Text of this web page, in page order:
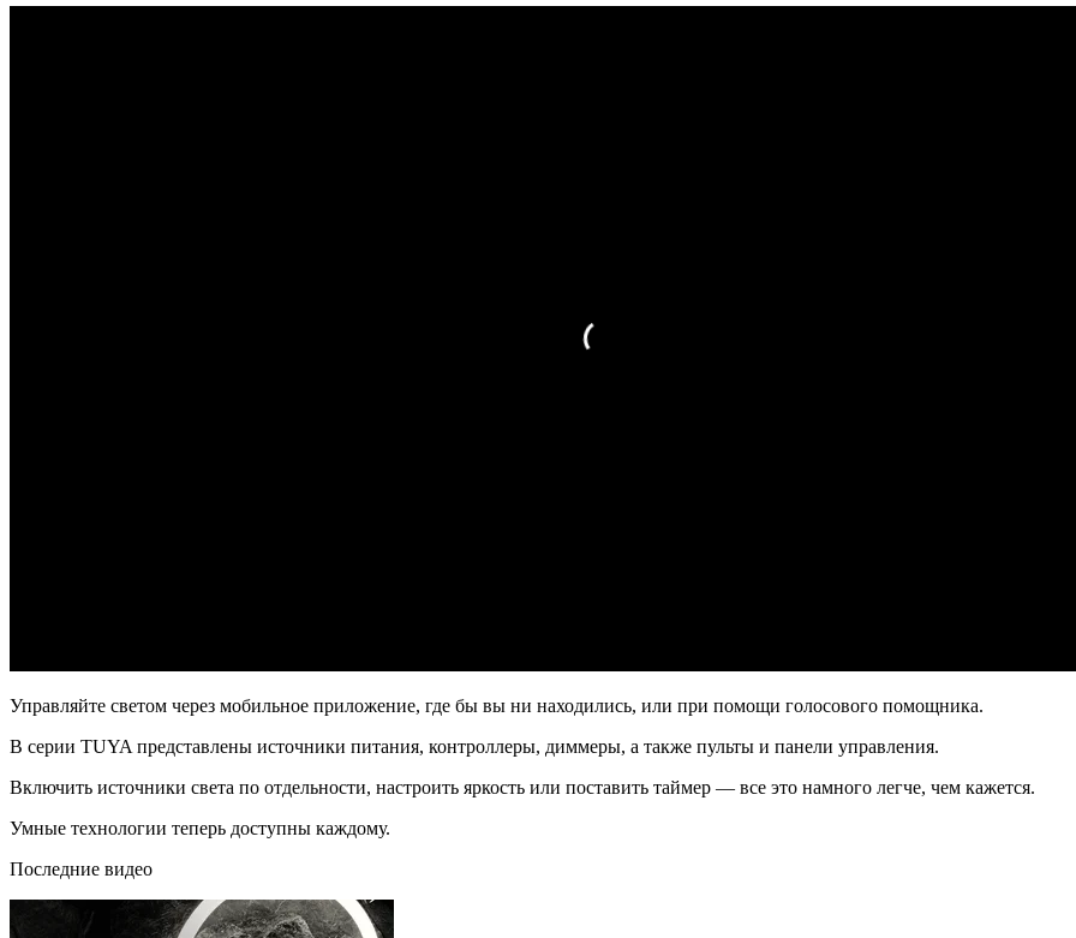
Управляйте светом через мобильное приложение, где бы вы ни находились, или при помощи голосового помощника.
В серии TUYA представлены источники питания, контроллеры, диммеры, а также пульты и панели управления.
Включить источники света по отдельности, настроить яркость или поставить таймер — все это намного легче, чем кажется.
Умные технологии теперь доступны каждому.
Последние видео